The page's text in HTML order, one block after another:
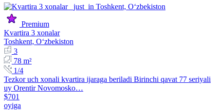
Premium
Kvartira 3 xonalar
Toshkent, Oʻzbekiston
3
78 m²
1/4
Tezkor uch xonali kvartira ijaraga beriladi Birinchi qavat 77 seriyali
uy Orentir Novomosko…
$701
oyiga